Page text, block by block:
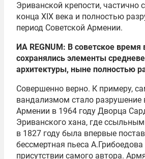
Эриванской крепости, частично
конца XIX века и полностью
период Советской Армении.
ИА REGNUM: В советское
сохранялись элементы
архитектуры, ныне полностью
Совершенно верно. К примеру,
вандализмом стало разрушение
Армении в 1964 году Дворца
Эриванского хана, где
в 1827 году была впервые
бессмертная пьеса
присутствии самого автора.